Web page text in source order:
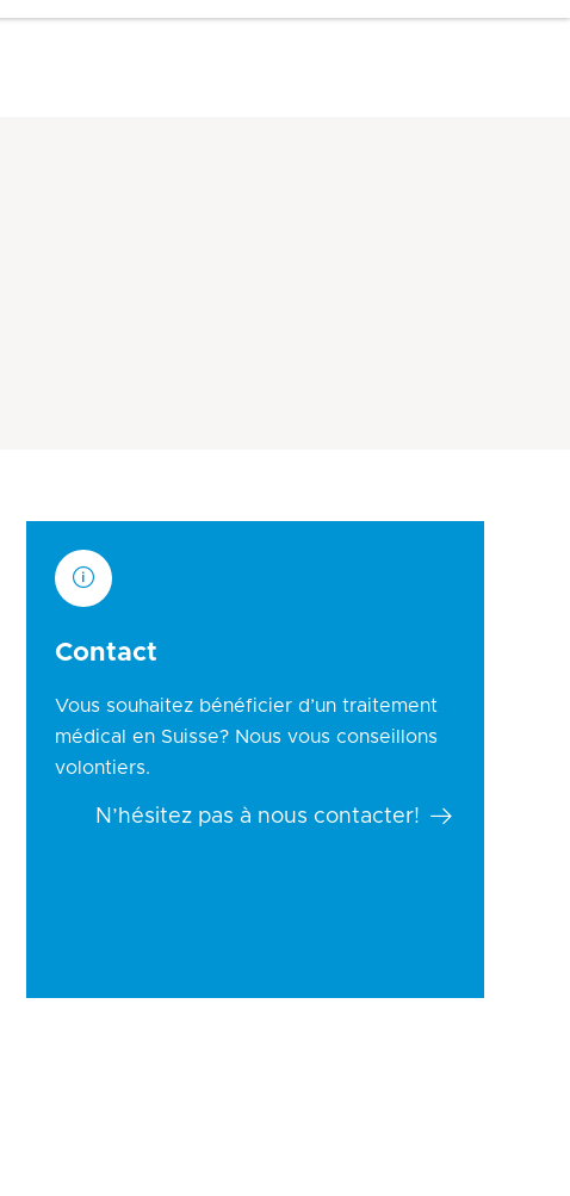
Contact
Vous souhaitez bénéficier d’un traitement
médical en Suisse? Nous vous conseillons
volontiers.
N’hésitez pas à nous contacter!